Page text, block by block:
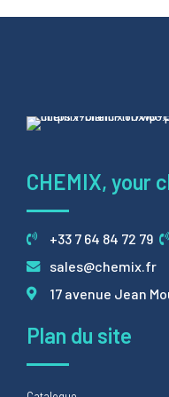
CHEMIX, your
+33 7 64 84 72 79
sales@chemix.fr
17 avenue Jean
Plan du site